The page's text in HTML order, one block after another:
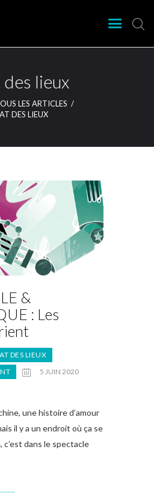
des lieux
LES ARTICLES
DES LIEUX
Webzine
&
: Les
DES LIEUX
5 JUIN 2020
une histoire d’amour
il y a un endroit où ça se
dans le spectacle